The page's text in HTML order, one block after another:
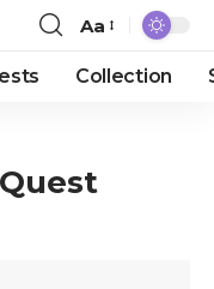
Aa
Collection